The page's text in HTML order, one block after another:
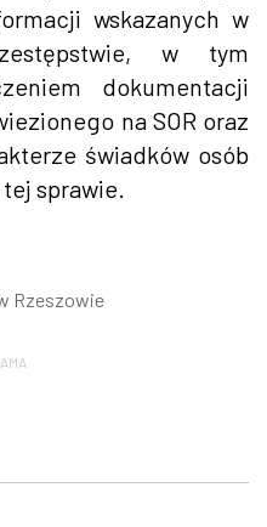
wskazanych w
w tym
dokumentacji
na SOR oraz
świadków osób
sprawie.
Rzeszowie